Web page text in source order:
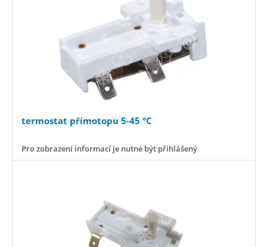
termostat přímotopu 5-45 °C
Pro zobrazení informací je nutné být přihlášený